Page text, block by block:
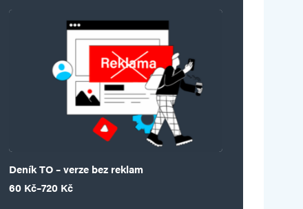
Deník TO – verze bez reklam
60 Kč–720 Kč
Rozpětí cen: 60 Kč až 720 Kč